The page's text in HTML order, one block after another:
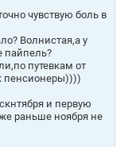
чувствую боль в
Волнистая,а у
пайпель?
путевкам от
пенсионеры))))
и первую
раньше ноября не